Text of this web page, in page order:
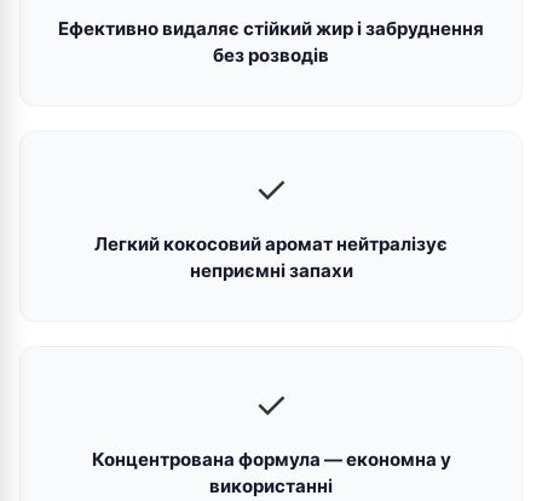
Ефективно видаляє стійкий жир і забруднення
без розводів
✓
Легкий кокосовий аромат нейтралізує
неприємні запахи
✓
Концентрована формула — економна у
використанні